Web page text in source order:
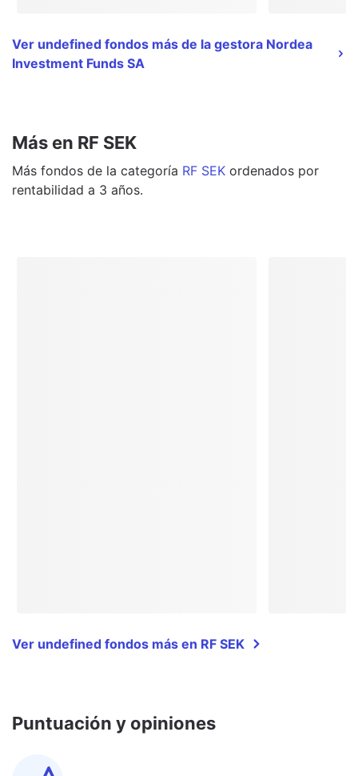
Ver undefined fondos más de la gestora Nordea
Investment Funds SA
Más en RF SEK
Más fondos de la categoría RF SEK ordenados por
rentabilidad a 3 años.
Ver undefined fondos más en RF SEK
Puntuación y opiniones